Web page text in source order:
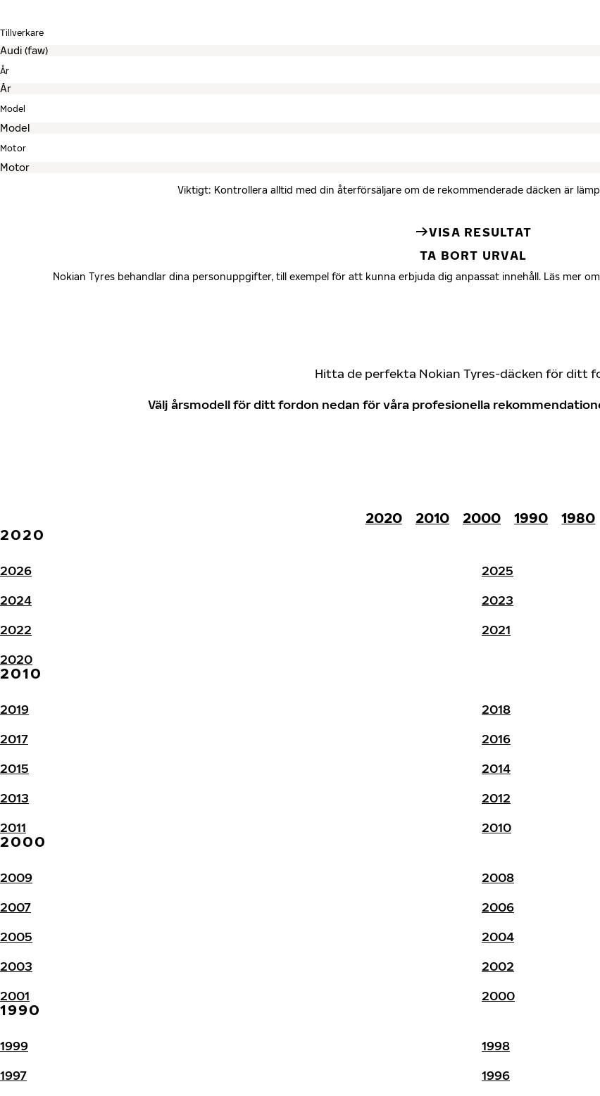
Tillverkare
År
Model
Motor
Viktigt: Kontrollera alltid med din återförsäljare om de rekommenderade däcken är
VISA RESULTAT
TA BORT URVAL
Nokian Tyres behandlar dina personuppgifter, till exempel för att kunna erbjuda dig anpassat innehåll. Läs mer
Hitta de perfekta Nokian Tyres-däcken för ditt
Välj årsmodell för ditt fordon nedan för våra profesionella
2020 2010 2000 1990
1980
2020
2026
2025
2024
2023
2022
2021
2020
2010
2019
2018
2017
2016
2015
2014
2013
2012
2011
2010
2000
2009
2008
2007
2006
2005
2004
2003
2002
2001
2000
1990
1999
1998
1997
1996